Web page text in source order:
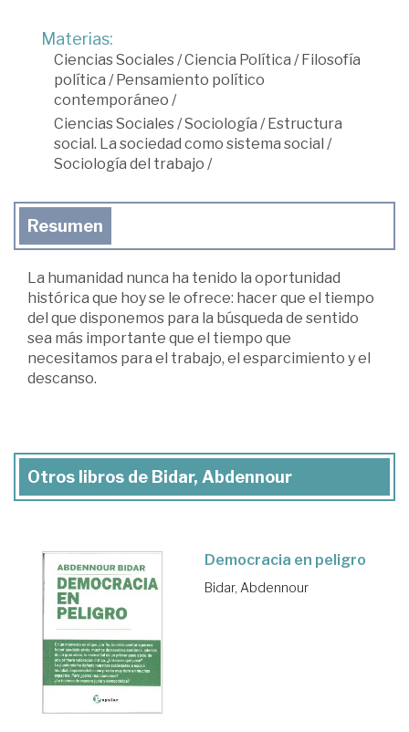
Materias:
Ciencias Sociales/Ciencia Política /Filosofía
política /Pensamiento político
contemporáneo /
Ciencias Sociales/Sociología /Estructura
social. La sociedad como sistema social /
Sociología del trabajo /
Resumen
La humanidad nunca ha tenido la oportunidad
histórica que hoy se le ofrece: hacer que el tiempo
del que disponemos para la búsqueda de sentido
sea más importante que el tiempo que
necesitamos para el trabajo, el esparcimiento y el
descanso.
Otros libros de Bidar, Abdennour
Democracia en peligro
Bidar, Abdennour